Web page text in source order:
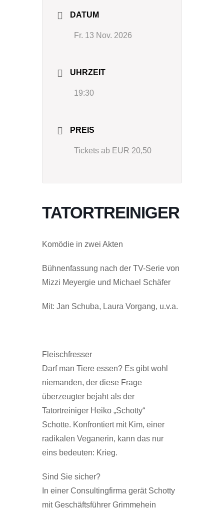
DATUM
Fr. 13 Nov. 2026
UHRZEIT
19:30
PREIS
Tickets ab EUR 20,50
TATORTREINIGER
Komödie in zwei Akten
Bühnenfassung nach der TV-Serie von
Mizzi Meyergie und Michael Schäfer
Mit: Jan Schuba, Laura Vorgang, u.v.a.
Fleischfresser
Darf man Tiere essen? Es gibt wohl
niemanden, der diese Frage
überzeugter bejaht als der
Tatortreiniger Heiko „Schotty“
Schotte. Konfrontiert mit Kim, einer
radikalen Veganerin, kann das nur
eins bedeuten: Krieg.
Sind Sie sicher?
In einer Consultingfirma gerät Schotty
mit Geschäftsführer Grimmehein